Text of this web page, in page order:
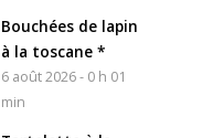
Bouchées de lapin
à la toscane *
6 août 2026 - 0 h 01
min